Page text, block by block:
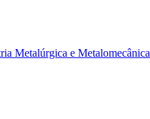
Metalúrgica e Metalomecânica